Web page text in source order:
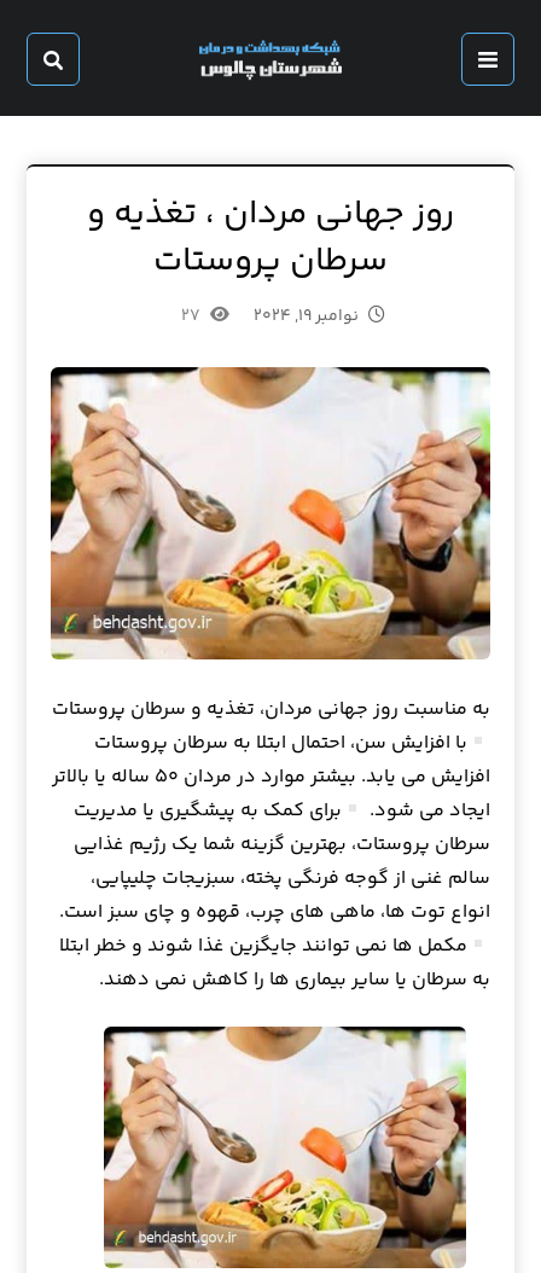
روز جهانی مردان ، تغذیه و
سرطان پروستات
نوامبر ۱۹, ۲۰۲۴ ۲۷
به مناسبت روز جهانی مردان، تغذیه و سرطان پروستات
با افزایش سن، احتمال ابتلا به سرطان پروستات
افزایش می یابد. بیشتر موارد در مردان ۵۰ ساله یا بالاتر
ایجاد می شود.
برای کمک به پیشگیری یا مدیریت
سرطان پروستات، بهترین گزینه شما یک رژیم غذایی
سالم غنی از گوجه فرنگی پخته، سبزیجات چلیپایی،
انواع توت ها، ماهی های چرب، قهوه و چای سبز است.
مکمل ها نمی توانند جایگزین غذا شوند و خطر ابتلا
به سرطان یا سایر بیماری ها را کاهش نمی دهند.